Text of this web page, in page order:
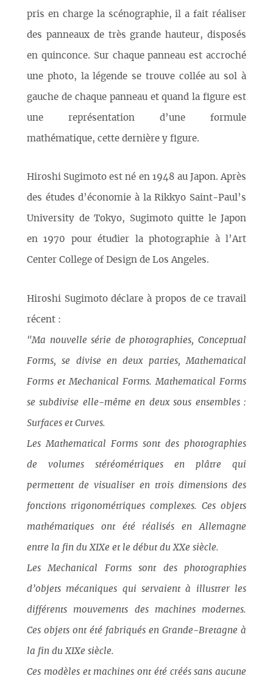
pris en charge la scénographie, il a fait réaliser
des panneaux de très grande hauteur, disposés
en quinconce. Sur chaque panneau est accroché
une photo, la légende se trouve collée au sol à
gauche de chaque panneau et quand la figure est
une représentation d’une formule
mathématique, cette dernière y figure.
Hiroshi Sugimoto est né en 1948 au Japon. Après
des études d’économie à la Rikkyo Saint-Paul’s
University de Tokyo, Sugimoto quitte le Japon
en 1970 pour étudier la photographie à l’Art
Center College of Design de Los Angeles.
Hiroshi Sugimoto déclare à propos de ce travail
récent :
"Ma nouvelle série de photographies, Conceptual
Forms, se divise en deux parties, Mathematical
Forms et Mechanical Forms. Mathematical Forms
se subdivise elle-même en deux sous ensembles :
Surfaces et Curves.
Les Mathematical Forms sont des photographies
de volumes stéréométriques en plâtre qui
permettent de visualiser en trois dimensions des
fonctions trigonométriques complexes. Ces objets
mathématiques ont été réalisés en Allemagne
entre la fin du XIXe et le début du XXe siècle.
Les Mechanical Forms sont des photographies
d’objets mécaniques qui servaient à illustrer les
différents mouvements des machines modernes.
Ces objets ont été fabriqués en Grande-Bretagne à
la fin du XIXe siècle.
Ces modèles et machines ont été créés sans aucune